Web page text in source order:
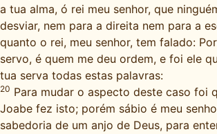
a tua alma, ó rei meu senhor, que
desviar, nem para a direita nem para a
quanto o rei, meu senhor, tem falado:
servo, é quem me deu ordem, e foi ele
tua serva todas estas palavras:
20 Para mudar o aspecto deste caso foi
Joabe fez isto; porém sábio é meu
sabedoria de um anjo de Deus, para